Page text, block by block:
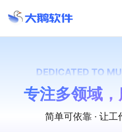
DEDICATED TO
专注多领域
简单可依靠 · 让工